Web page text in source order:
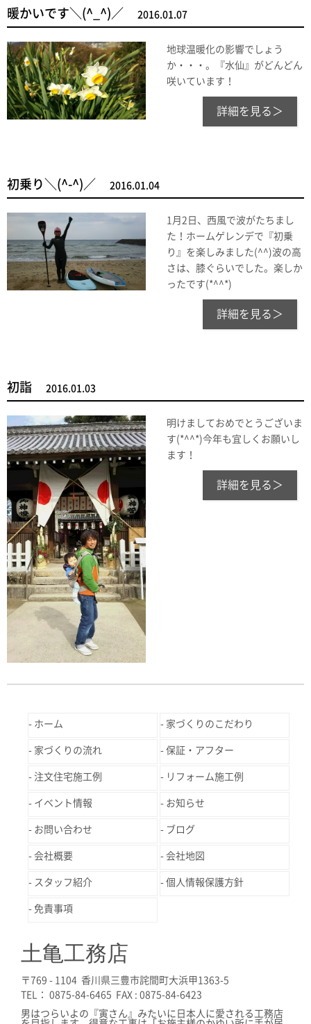
暖かいです＼(^_^)／ 2016.01.07
地球温暖化の影響でしょう
か・・・。『水仙』がどんどん
咲いています！
詳細を見る＞
初乗り＼(^-^)／ 2016.01.04
1月2日、西風で波がたちまし
た！ホームゲレンデで『初乗
り』を楽しみました(^^)波の高
さは、膝ぐらいでした。楽しか
ったです(*^^*)
詳細を見る＞
初詣 2016.01.03
明けましておめでとうございま
す(*^^*)今年も宜しくお願いし
ます！
詳細を見る＞
ホーム 家づくりのこだわり
家づくりの流れ 保証・アフター
注文住宅施工例 リフォーム施工例
イベント情報 お知らせ
お問い合わせ ブログ
会社概要 会社地図
スタッフ紹介 個人情報保護方針
免責事項
土亀工務店
〒769 - 1104 香川県三豊市詫間町大浜甲1363-5
TEL： 0875-84-6465 FAX : 0875-84-6423
男はつらいよの『寅さん』みたいに日本人に愛される工務店